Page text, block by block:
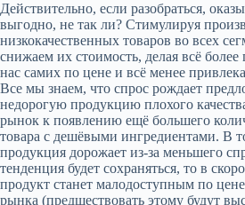
Действительно, если разобраться,
выгодно, не так ли? Стимулируя
низкокачественных товаров во всех
снижаем их стоимость, делая всё
нас самих по цене и всё менее
Все мы знаем, что спрос рождает
недорогую продукцию плохого
рынок к появлению ещё большего
товара с дешёвыми ингредиентами. В
продукция дорожает из-за меньшего
тенденция будет сохраняться, то в
продукт станет малодоступным по
рынка (предшествовать этому будут